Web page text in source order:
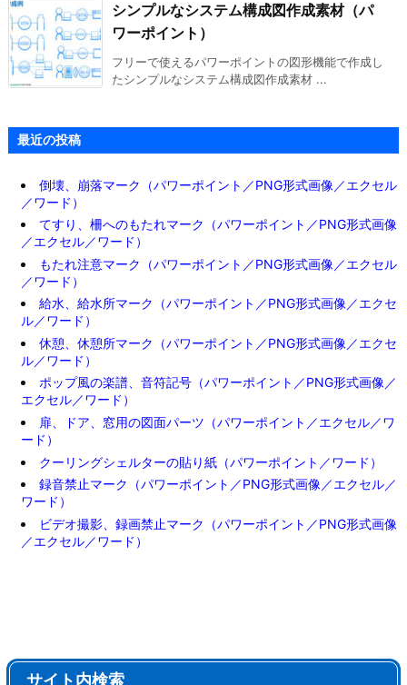
シンプルなシステム構成図作成素材（パ
ワーポイント）
フリーで使えるパワーポイントの図形機能で作成し
たシンプルなシステム構成図作成素材 ...
最近の投稿
倒壊、崩落マーク（パワーポイント／PNG形式画像／エクセル
／ワード）
てすり、柵へのもたれマーク（パワーポイント／PNG形式画像
／エクセル／ワード）
もたれ注意マーク（パワーポイント／PNG形式画像／エクセル
／ワード）
給水、給水所マーク（パワーポイント／PNG形式画像／エクセ
ル／ワード）
休憩、休憩所マーク（パワーポイント／PNG形式画像／エクセ
ル／ワード）
ポップ風の楽譜、音符記号（パワーポイント／PNG形式画像／
エクセル／ワード）
扉、ドア、窓用の図面パーツ（パワーポイント／エクセル／ワ
ード）
クーリングシェルターの貼り紙（パワーポイント／ワード）
録音禁止マーク（パワーポイント／PNG形式画像／エクセル／
ワード）
ビデオ撮影、録画禁止マーク（パワーポイント／PNG形式画像
／エクセル／ワード）
サイト内検索